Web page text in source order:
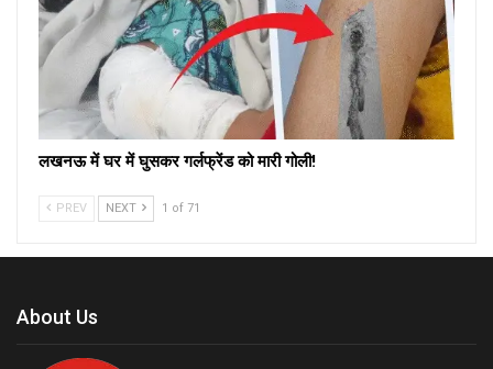
लखनऊ में घर में घुसकर गर्लफ्रेंड को मारी गोली!
PREV NEXT 1 of 71
About Us